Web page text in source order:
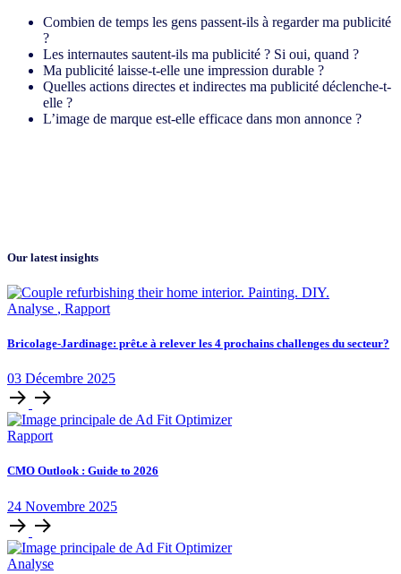
Combien de temps les gens passent-ils à regarder ma publicité
?
Les internautes sautent-ils ma publicité ? Si oui, quand ?
Ma publicité laisse-t-elle une impression durable ?
Quelles actions directes et indirectes ma publicité déclenche-t-
elle ?
L’image de marque est-elle efficace dans mon annonce ?
Our latest insights
Analyse , Rapport
Bricolage-Jardinage: prêt.e à relever les 4 prochains challenges du secteur?
03 Décembre 2025
Rapport
CMO Outlook : Guide to 2026
24 Novembre 2025
Analyse